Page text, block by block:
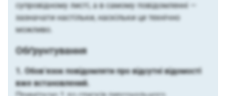
супровідному листі, а в самому повідомленні —
зазначати настільки, наскільки це технічно
можливо.
Обґрунтування
1. Обов’язок повідомляти про відсутні відомості
вже встановлений.